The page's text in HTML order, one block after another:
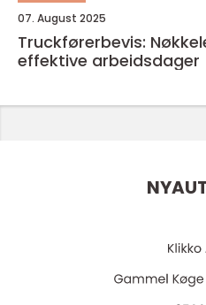
07. August 2025
Truckførerbevis:
effektive arbeidsdager